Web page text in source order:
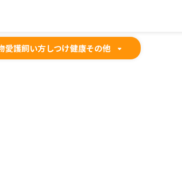
愛護飼い方しつけ健康その他